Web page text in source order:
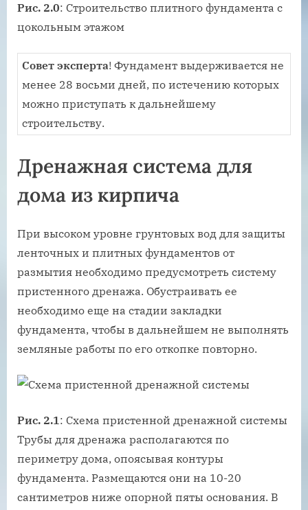
Рис. 2.0: Строительство плитного фундамента с
цокольным этажом
Совет эксперта! Фундамент выдерживается не
менее 28 восьми дней, по истечению которых
можно приступать к дальнейшему
строительству.
Дренажная система для
дома из кирпича
При высоком уровне грунтовых вод для защиты
ленточных и плитных фундаментов от
размытия необходимо предусмотреть систему
пристенного дренажа. Обустраивать ее
необходимо еще на стадии закладки
фундамента, чтобы в дальнейшем не выполнять
земляные работы по его откопке повторно.
Рис. 2.1: Схема пристенной дренажной системы
Трубы для дренажа располагаются по
периметру дома, опоясывая контуры
фундамента. Размещаются они на 10-20
сантиметров ниже опорной пяты основания. В